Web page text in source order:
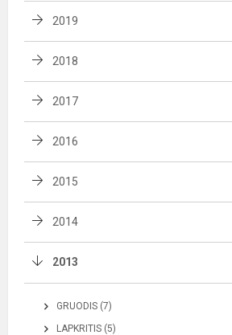
2019
2018
2017
2016
2015
2014
2013
GRUODIS (7)
LAPKRITIS (5)